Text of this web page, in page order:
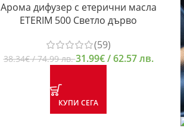
Арома дифузер с етерични масла
ETERIM 500 Светло дърво
(59)
38.34€/ 74.99 лв.31.99€/ 62.57 лв.
КУПИ СЕГА